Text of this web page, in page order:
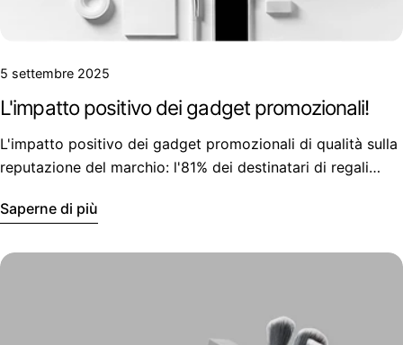
5 settembre 2025
L'impatto positivo dei gadget promozionali!
L'impatto positivo dei gadget promozionali di qualità sulla
reputazione del marchio: l'81% dei destinatari di regali
media di due anni.
Saperne di più